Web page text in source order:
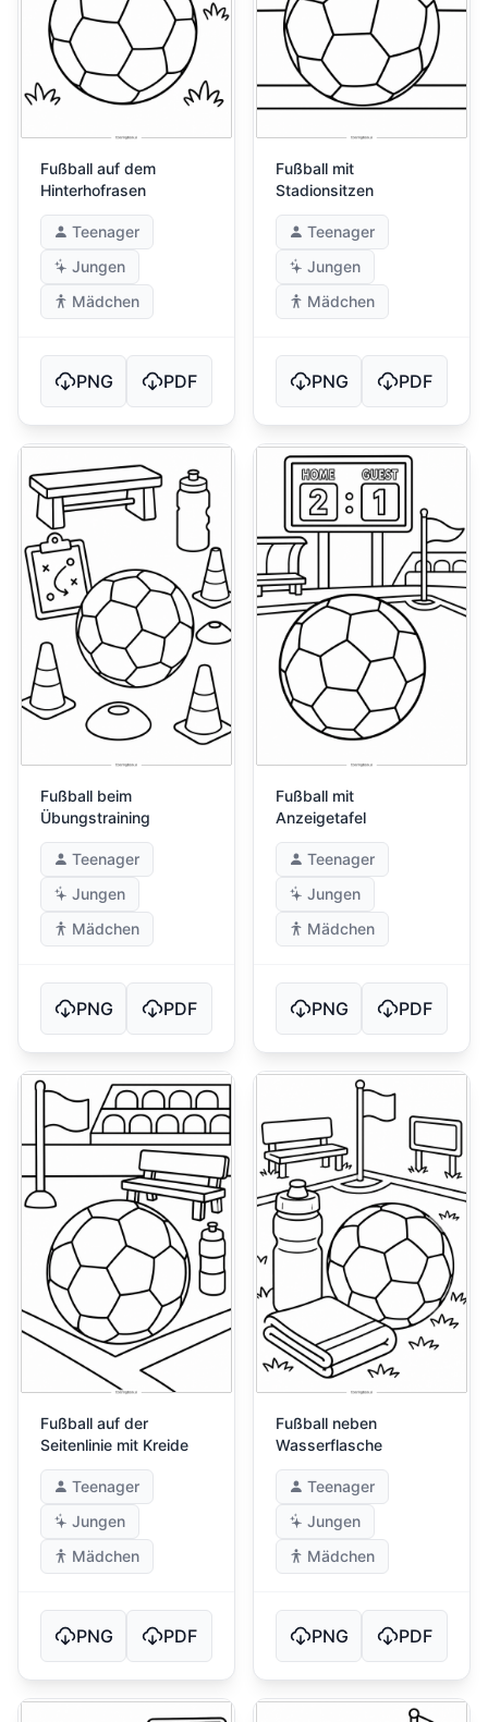
Fußball auf dem
Hinterhofrasen
Teenager
Jungen
Mädchen
PNG PDF
Fußball mit
Stadionsitzen
Teenager
Jungen
Mädchen
PNG PDF
Fußball beim
Übungstraining
Teenager
Jungen
Mädchen
PNG PDF
Fußball mit
Anzeigetafel
Teenager
Jungen
Mädchen
PNG PDF
Fußball auf der
Seitenlinie mit Kreide
Teenager
Jungen
Mädchen
PNG PDF
Fußball neben
Wasserflasche
Teenager
Jungen
Mädchen
PNG PDF